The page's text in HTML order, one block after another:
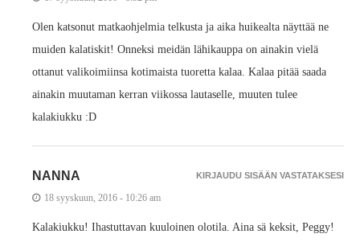
Olen katsonut matkaohjelmia telkusta ja aika huikealta näyttää ne
muiden kalatiskit! Onneksi meidän lähikauppa on ainakin vielä
ottanut valikoimiinsa kotimaista tuoretta kalaa. Kalaa pitää saada
ainakin muutaman kerran viikossa lautaselle, muuten tulee
kalakiukku :D
NANNA
18 syyskuun, 2016 - 10:26 am
Kalakiukku! Ihastuttavan kuuloinen olotila. Aina sä keksit, Peggy!
KIRJAUDU SISÄÄN VASTATAKSESI